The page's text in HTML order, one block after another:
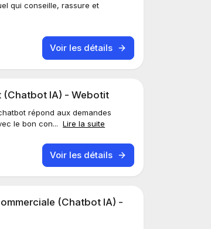
qui conseille, rassure et
Voir les détails
(Chatbot IA) - Webotit
répond aux demandes
le bon con... Lire la suite
Voir les détails
(Chatbot IA) -